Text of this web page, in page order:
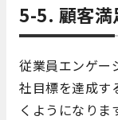
5-5. 顧客満
従業員エンゲー
社目標を達成す
くようになりま